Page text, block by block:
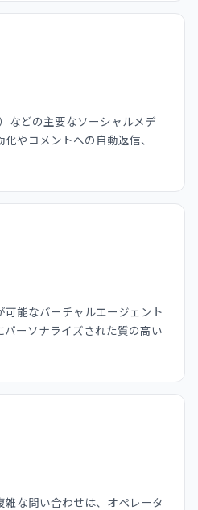
などの主要なソーシャルメデ
やコメントへの自動返信、
可能なバーチャルエージェント
パーソナライズされた質の高い
雑な問い合わせは、オペレータ